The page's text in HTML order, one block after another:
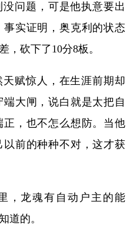
问题，可是他执意要出
实证明，奥克利的状态
，砍下了10分8板。
赋惊人，在生涯前期却
大闸，说白就是太把自
，也不怎么想防。当他
前的种种不对，这才获
，龙魂有自动户主的能
道的。